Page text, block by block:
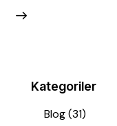
Kategoriler
Blog(31)